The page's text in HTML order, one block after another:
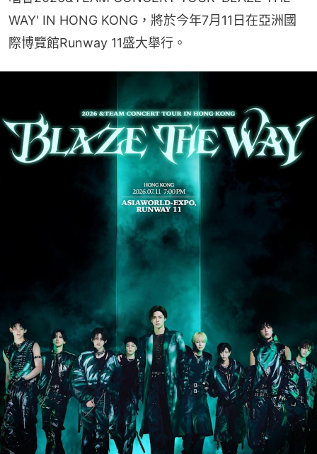
WAY' IN HONG KONG，將於今年7月11日在亞洲國
際博覽館Runway 11盛大舉行。